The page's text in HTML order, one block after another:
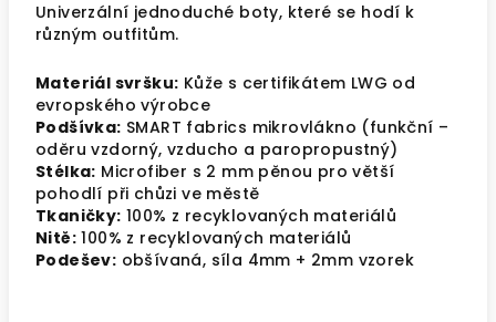
Univerzální jednoduché boty, které se hodí k
různým outfitům.
Materiál svršku: Kůže s certifikátem LWG od
evropského výrobce
Podšívka: SMART fabrics mikrovlákno (funkční –
oděru vzdorný, vzducho a paropropustný)
Stélka: Microfiber s 2 mm pěnou pro větší
pohodlí při chůzi ve městě
Tkaničky: 100% z recyklovaných materiálů
Nitě: 100% z recyklovaných materiálů
Podešev: obšívaná, síla 4mm + 2mm vzorek